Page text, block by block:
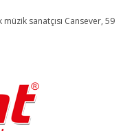
sanatçısı Cansever, 59